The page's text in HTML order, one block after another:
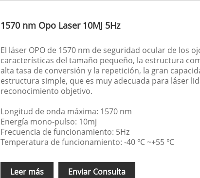
1570 nm Opo Laser 10MJ 5Hz
El láser OPO de 1570 nm de seguridad ocular de los
características del tamaño pequeño, la estructura
alta tasa de conversión y la repetición, la gran
estructura simple, que es muy adecuada para láser
reconocimiento objetivo.
Longitud de onda máxima: 1570 nm
Energía mono-pulso: 10mj
Frecuencia de funcionamiento: 5Hz
Temperatura de funcionamiento: -40 ℃ ~+55 ℃
Leer más Enviar Consulta